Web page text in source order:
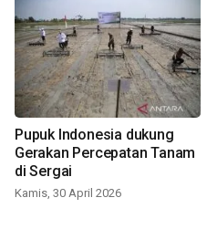
Pupuk Indonesia dukung
Gerakan Percepatan Tanam
di Sergai
Kamis, 30 April 2026